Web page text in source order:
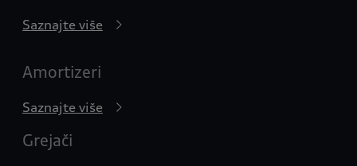
Saznajte više
Amortizeri
Saznajte više
Grejači